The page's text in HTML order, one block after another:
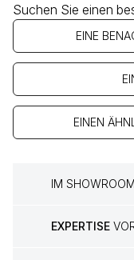
Suchen Sie einen
EINE
EINEN
IM
EXPERTISE